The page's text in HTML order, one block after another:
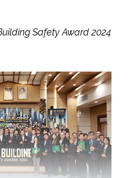
Safety Award 2024